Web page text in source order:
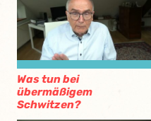
Was tun bei
übermäßigem
Schwitzen?